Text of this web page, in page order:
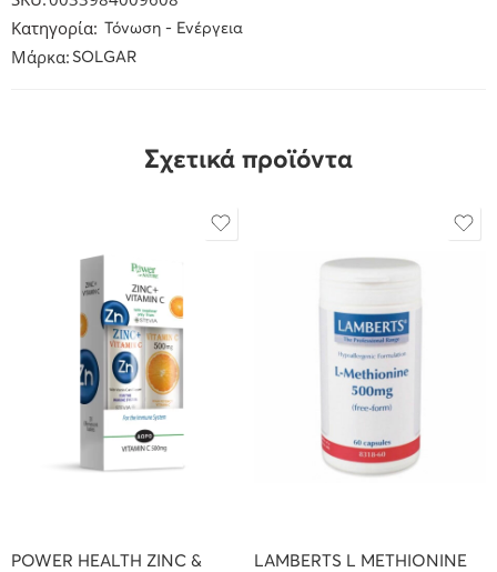
Κατηγορία: Τόνωση - Ενέργεια
Μάρκα: SOLGAR
Σχετικά προϊόντα
POWER HEALTH ZINC &
LAMBERTS L METHIONINE